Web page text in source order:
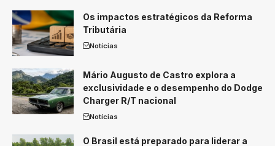
Os impactos estratégicos da Reforma
Tributária
Notícias
Mário Augusto de Castro explora a
exclusividade e o desempenho do Dodge
Charger R/T nacional
Notícias
O Brasil está preparado para liderar a